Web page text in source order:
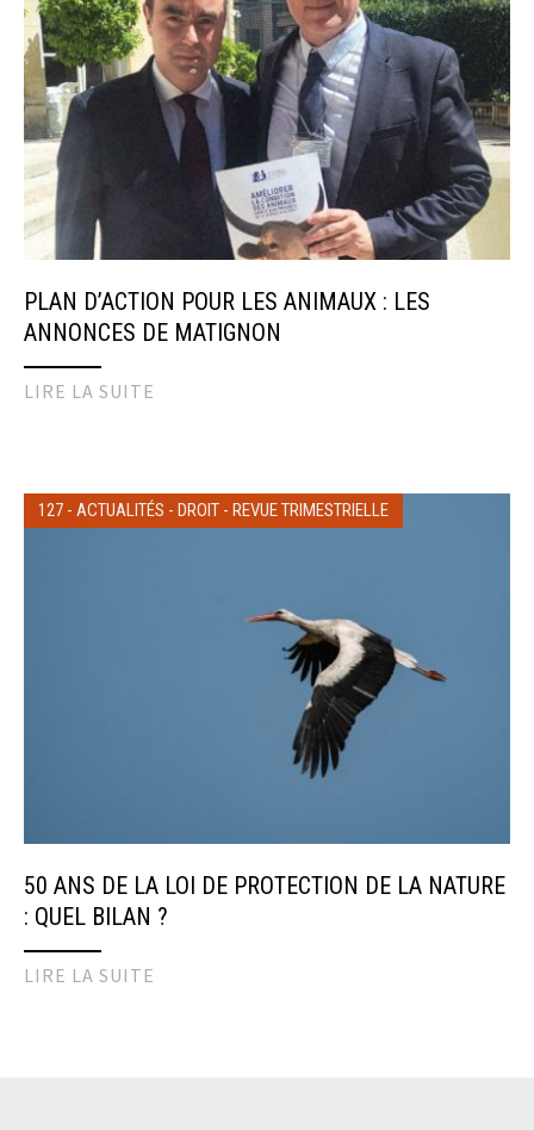
PLAN D’ACTION POUR LES ANIMAUX : LES
ANNONCES DE MATIGNON
LIRE LA SUITE
127 - ACTUALITÉS - DROIT - REVUE TRIMESTRIELLE
50 ANS DE LA LOI DE PROTECTION DE LA NATURE
: QUEL BILAN ?
LIRE LA SUITE